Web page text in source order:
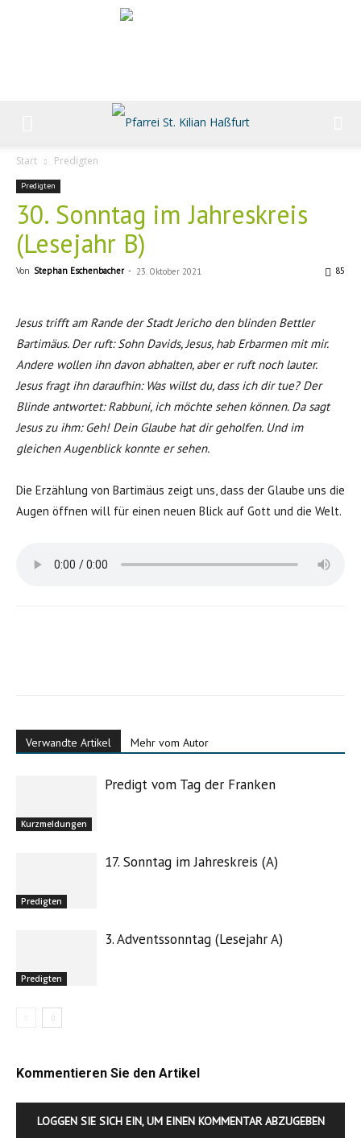
Start Predigten
Predigten
30. Sonntag im Jahreskreis
(Lesejahr B)
Von Stephan Eschenbacher - 23. Oktober 2021 85
Jesus trifft am Rande der Stadt Jericho den blinden Bettler
Bartimäus. Der ruft: Sohn Davids, Jesus, hab Erbarmen mit mir.
Andere wollen ihn davon abhalten, aber er ruft noch lauter.
Jesus fragt ihn daraufhin: Was willst du, dass ich dir tue? Der
Blinde antwortet: Rabbuni, ich möchte sehen können. Da sagt
Jesus zu ihm: Geh! Dein Glaube hat dir geholfen. Und im
gleichen Augenblick konnte er sehen.
Die Erzählung von Bartimäus zeigt uns, dass der Glaube uns die
Augen öffnen will für einen neuen Blick auf Gott und die Welt.
Verwandte Artikel Mehr vom Autor
Kurzmeldungen
Predigt vom Tag der Franken
Predigten
17. Sonntag im Jahreskreis (A)
Predigten
3. Adventssonntag (Lesejahr A)
Kommentieren Sie den Artikel
LOGGEN SIE SICH EIN, UM EINEN KOMMENTAR ABZUGEBEN